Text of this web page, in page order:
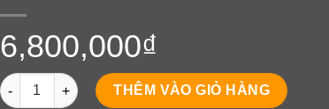
6,800,000₫
Bát thủy tiên gốm men lam số lượng
THÊM VÀO GIỎ HÀNG